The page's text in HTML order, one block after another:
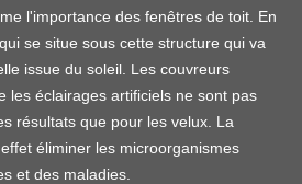
l'importance des fenêtres de toit. En
se situe sous cette structure qui va
issue du soleil. Les couvreurs
les éclairages artificiels ne sont pas
résultats que pour les velux. La
éliminer les microorganismes
et des maladies.